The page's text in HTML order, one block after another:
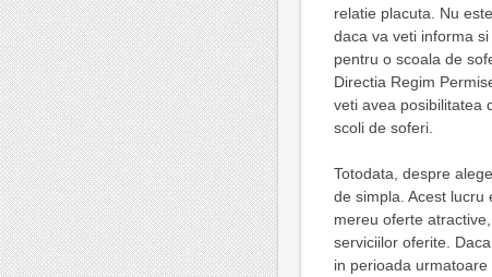
relatie placuta. Nu
daca va veti informa
pentru o scoala de
Directia Regim
veti avea posibilitatea
scoli de soferi.
Totodata, despre
de simpla. Acest lucru
mereu oferte
serviciilor oferite.
in perioada